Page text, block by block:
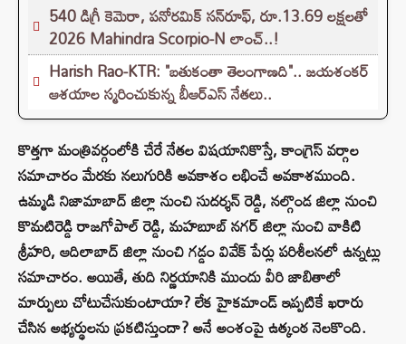
540 డిగ్రీ కెమెరా, పనోరమిక్ సన్‌రూఫ్‌, రూ.13.69 లక్షలతో
2026 Mahindra Scorpio-N లాంచ్..!
Harish Rao-KTR: "బతుకంతా తెలంగాణది".. జయశంకర్
ఆశయాల స్మరించుకున్న బీఆర్ఎస్ నేతలు..
కొత్తగా మంత్రివర్గంలోకి చేరే నేతల విషయానికొస్తే, కాంగ్రెస్ వర్గాల
సమాచారం మేరకు నలుగురికి అవకాశం లభించే అవకాశముంది.
ఉమ్మడి నిజామాబాద్ జిల్లా నుంచి సుదర్శన్ రెడ్డి, నల్గొండ జిల్లా నుంచి
కొమటిరెడ్డి రాజగోపాల్ రెడ్డి, మహబూబ్ నగర్ జిల్లా నుంచి వాకిటి
శ్రీహరి, ఆదిలాబాద్ జిల్లా నుంచి గడ్డం వివేక్ పేర్లు పరిశీలనలో ఉన్నట్లు
సమాచారం. అయితే, తుది నిర్ణయానికి ముందు వీరి జాబితాలో
మార్పులు చోటుచేసుకుంటాయా? లేక హైకమాండ్ ఇప్పటికే ఖరారు
చేసిన అభ్యర్థులను ప్రకటిస్తుందా? అనే అంశంపై ఉత్కంఠ నెలకొంది.